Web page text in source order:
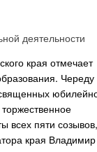
деятельности
края отмечает
Череду
всех пяти созывов,
края Владимир